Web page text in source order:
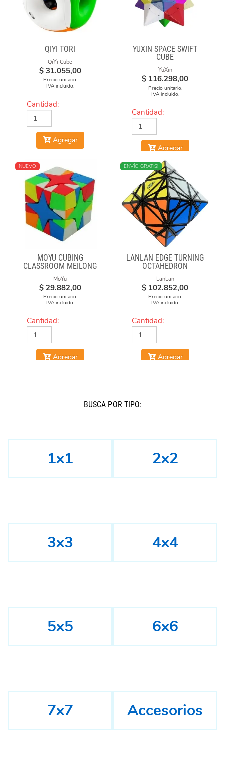
QIYI TORI
QiYi Cube
$ 31.055,00
Precio unitario.
IVA incluido.
Cantidad:
Agregar
YUXIN SPACE SWIFT
CUBE
YuXin
$ 116.298,00
Precio unitario.
IVA incluido.
Cantidad:
Agregar
NUEVO
MOYU CUBING
CLASSROOM MEILONG
POLARIS CUBE
STICKERLESS
MoYu
$ 29.882,00
Precio unitario.
IVA incluido.
Cantidad:
Agregar
NUEVO
ENVÍO GRATIS!
LANLAN EDGE TURNING
OCTAHEDRON
LanLan
$ 102.852,00
Precio unitario.
IVA incluido.
Cantidad:
Agregar
BUSCÁ POR TIPO:
1x1 2x2
3x3 4x4
5x5 6x6
7x7 Accesorios